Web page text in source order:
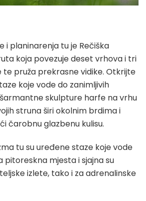
i planinarenja tu je Rečiška
koja povezuje deset vrhova i tri
te pruža prekrasne vidike. Otkrijte
koje vode do zanimljivih
skulpture harfe na vrhu
struna širi okolnim brdima i
čarobnu glazbenu kulisu.
tu su uređene staze koje vode
pitoreskna mjesta i sjajna su
izlete, tako i za adrenalinske